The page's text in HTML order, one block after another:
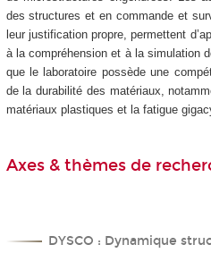
des structures et en commande et
leur justification propre, permettent
à la compréhension et à la simulation
que le laboratoire possède une
de la durabilité des matériaux,
matériaux plastiques et la fatigue
Axes & thèmes de
DYSCO : Dynamique